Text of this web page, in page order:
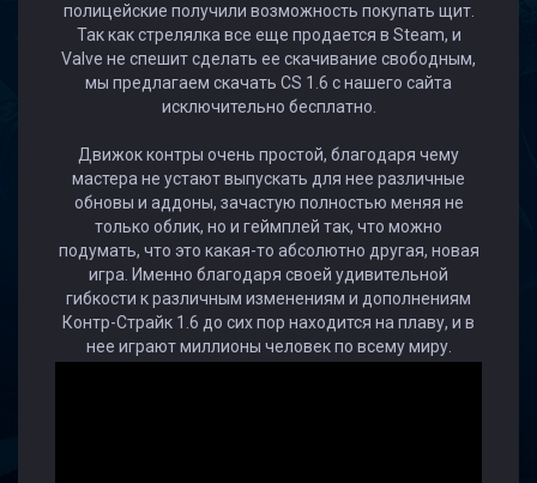
полицейские получили возможность покупать щит.
Так как стрелялка все еще продается в Steam, и
Valve не спешит сделать ее скачивание свободным,
мы предлагаем скачать CS 1.6 с нашего сайта
исключительно бесплатно.
Движок контры очень простой, благодаря чему
мастера не устают выпускать для нее различные
обновы и аддоны, зачастую полностью меняя не
только облик, но и геймплей так, что можно
подумать, что это какая-то абсолютно другая, новая
игра. Именно благодаря своей удивительной
гибкости к различным изменениям и дополнениям
Контр-Страйк 1.6 до сих пор находится на плаву, и в
нее играют миллионы человек по всему миру.